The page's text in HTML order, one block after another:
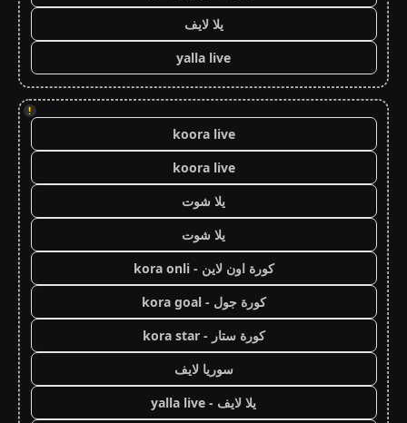
يلا لايف
yalla live
!
koora live
koora live
يلا شوت
يلا شوت
كورة اون لاين - kora onli
كورة جول - kora goal
كورة ستار - kora star
سوريا لايف
يلا لايف - yalla live